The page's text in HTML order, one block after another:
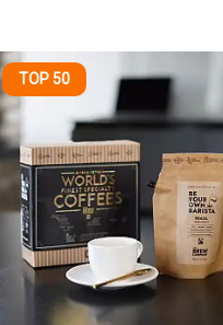
TOP 50